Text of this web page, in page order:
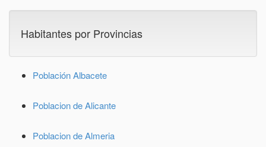
Habitantes por Provincias
Población Albacete
Poblacion de Alicante
Poblacion de Almeria